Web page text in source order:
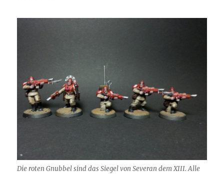
Die roten Gnubbel sind das Siegel von Severan dem XIII. Alle